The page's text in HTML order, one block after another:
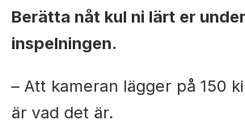
Berätta nåt kul ni lärt er under
inspelningen.
– Att kameran lägger på 150
är vad det är.